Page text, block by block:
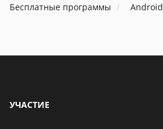
Бесплатные программы Android
УЧАСТИЕ